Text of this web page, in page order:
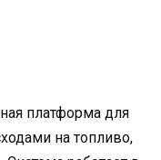
платформа для
на топливо,